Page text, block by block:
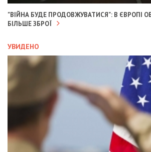
"ВІЙНА БУДЕ ПРОДОВЖУВАТИСЯ": В ЄВРОПІ
БІЛЬШЕ ЗБРОЇ
УВИДЕНО